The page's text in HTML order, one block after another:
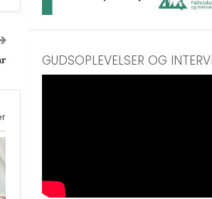
GUDSOPLEVELSER OG